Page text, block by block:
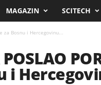
MAGAZIN SCITECH
za Bosnu i Hercegovinu...
i